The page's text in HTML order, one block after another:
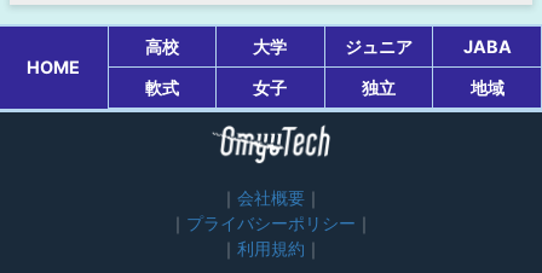
HOME
高校 大学 ジュニア
JABA
軟式
女子 独立 地域
会社概要
プライバシーポリシー
利用規約